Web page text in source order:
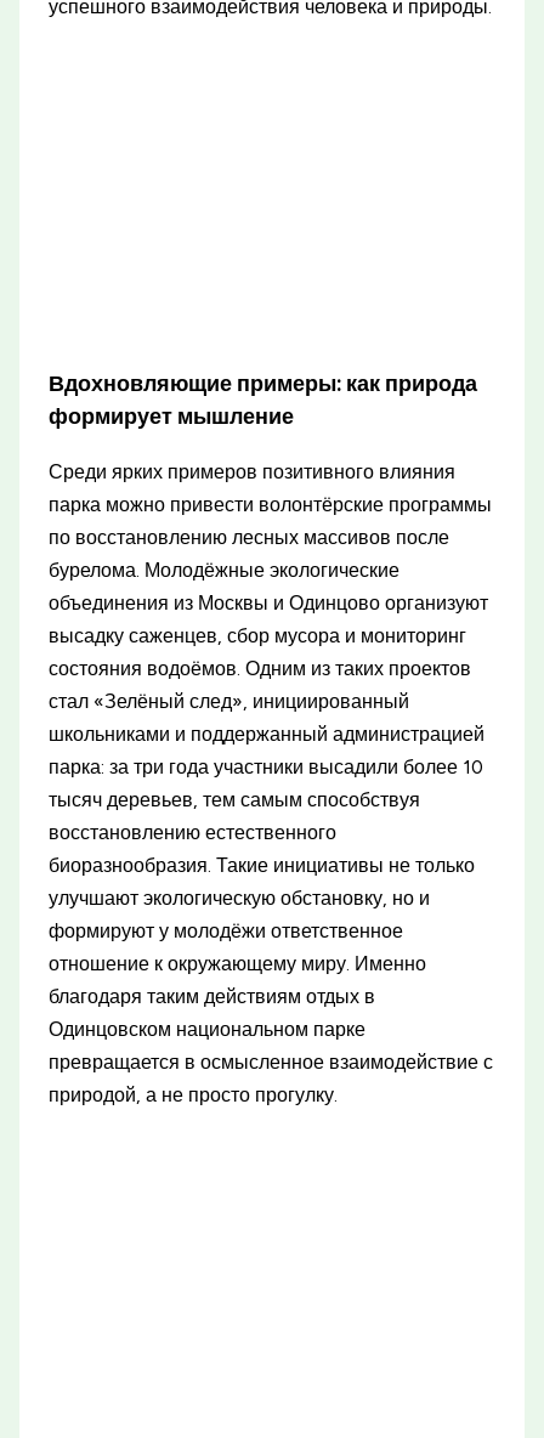
успешного взаимодействия человека и природы.
Вдохновляющие примеры: как природа
формирует мышление
Среди ярких примеров позитивного влияния
парка можно привести волонтёрские программы
по восстановлению лесных массивов после
бурелома. Молодёжные экологические
объединения из Москвы и Одинцово организуют
высадку саженцев, сбор мусора и мониторинг
состояния водоёмов. Одним из таких проектов
стал «Зелёный след», инициированный
школьниками и поддержанный администрацией
парка: за три года участники высадили более 10
тысяч деревьев, тем самым способствуя
восстановлению естественного
биоразнообразия. Такие инициативы не только
улучшают экологическую обстановку, но и
формируют у молодёжи ответственное
отношение к окружающему миру. Именно
благодаря таким действиям отдых в
Одинцовском национальном парке
превращается в осмысленное взаимодействие с
природой, а не просто прогулку.